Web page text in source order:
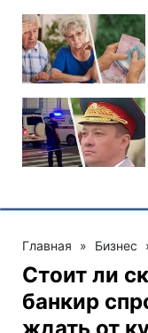
Главная » Бизнес
Стоит ли
банкир